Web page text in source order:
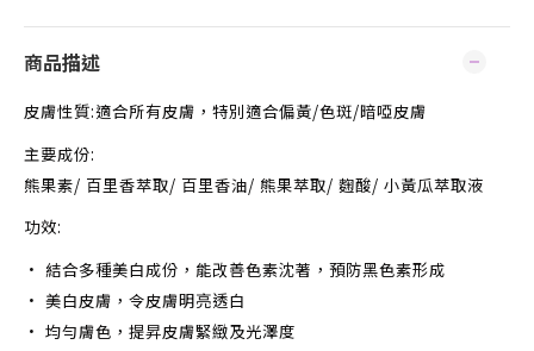
商品描述
皮膚性質:適合所有皮膚，特別適合偏黃/色斑/暗啞皮膚
主要成份:
熊果素/ 百里香萃取/ 百里香油/ 熊果萃取/ 麴酸/ 小黃瓜萃取液
功效:
• 結合多種美白成份，能改善色素沈著，預防黑色素形成
• 美白皮膚，令皮膚明亮透白
• 均勻膚色，提昇皮膚緊緻及光澤度